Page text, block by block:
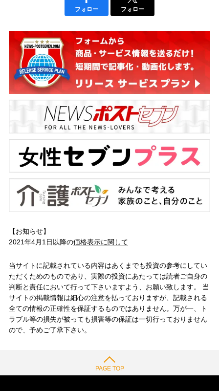
フォロー フォロー
【お知らせ】
2021年4月1日以降の価格表示に関して
当サイトに記載されている内容はあくまでも投資の参考にしてい
ただくためのものであり、実際の投資にあたっては読者ご自身の
判断と責任において行って下さいますよう、お願い致します。 当
サイトの掲載情報は細心の注意を払っておりますが、記載される
全ての情報の正確性を保証するものではありません。万が一、ト
ラブル等の損失が被っても損害等の保証は一切行っておりません
ので、予めご了承下さい。
PAGE TOP